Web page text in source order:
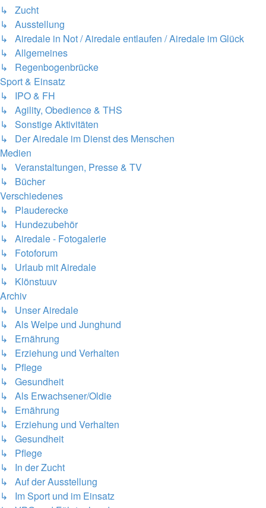
↳ Zucht
↳ Ausstellung
↳ Airedale in Not / Airedale entlaufen / Airedale im Glück
↳ Allgemeines
↳ Regenbogenbrücke
Sport & Einsatz
↳ IPO & FH
↳ Agility, Obedience & THS
↳ Sonstige Aktivitäten
↳ Der Airedale im Dienst des Menschen
Medien
↳ Veranstaltungen, Presse & TV
↳ Bücher
Verschiedenes
↳ Plauderecke
↳ Hundezubehör
↳ Airedale - Fotogalerie
↳ Fotoforum
↳ Urlaub mit Airedale
↳ Klönstuuv
Archiv
↳ Unser Airedale
↳ Als Welpe und Junghund
↳ Ernährung
↳ Erziehung und Verhalten
↳ Pflege
↳ Gesundheit
↳ Als Erwachsener/Oldie
↳ Ernährung
↳ Erziehung und Verhalten
↳ Gesundheit
↳ Pflege
↳ In der Zucht
↳ Auf der Ausstellung
↳ Im Sport und im Einsatz